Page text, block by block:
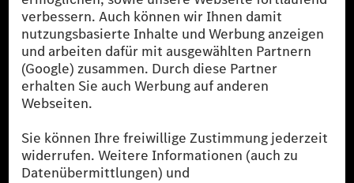
[1]
Die angegebenen Werte wurden nach dem vorgeschriebenen
Messverfahren WLTP (Worldwide harmonised Light-duty
vehicles Test Procedures) ermittelt. Der Kraftstoffverbrauch und
der CO₂-Ausstoß eines Pkw sind nicht nur von der effizienten
Ausnutzung des Kraftstoffs durch den Pkw, sondern auch vom
Fahrstil und anderen nichttechnischen Faktoren abhängig.